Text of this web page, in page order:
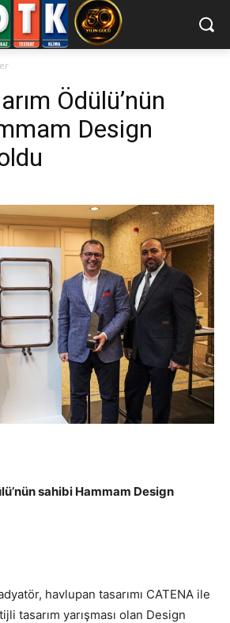
Ödülü’nün
Design
sahibi Hammam Design
havlupan tasarımı CATENA ile
tasarım yarışması olan Design